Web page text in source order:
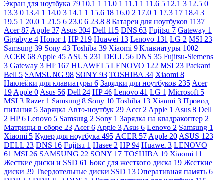
Экран для ноутбука 79 10.1 1 11.0 1 11.1 1 11.6 5 12.1 3 12.5 0
13.3 0 13.4 1 14.0 3 14.1 1 15.6 18 16.0 2 17.0 1 17.3 17 18.4 3
19.5 1 20.0 1 21.5 6 23.0 6 23.8 8 Батареи для ноутбуков 1137
Acer87 Apple 37 Asus 304 Dell 115 DNS 63 Fujitsu 7 Gateway 1
Gigabyte 4 Honor 1 HP 219 Huawei 13 Lenovo 131 LG 2 MSI 23
Samsung 39 Sony 43 Toshiba 39 Xiaomi 9 Клавиатуры 1002
ACER 68 Apple 45 ASUS 231 DELL 56 DNS 35 Fujitsu-Siemens
3 Gateway 3 HP 167 HUAWEI 5 LENOVO 122 MSI 23 Packard
Bell 5 SAMSUNG 98 SONY 93 TOSHIBA 34 Xiaomi 8
Наклейки для клавиатуры 6 Зарядки для ноутбуков 235 Acer
19 Apple 0 Asus 56 Dell 24 HP46 Lenovo 41 LG 1 Microsoft 5
MSI 3 Razer 1 Samsung 8 Sony 10 Toshiba 13 Xiaomi 3 Провод
питания 5 Зарядка Авто-ноутбук 29 Acer 2 Apple 1 Asus 8 Dell
2 HP6 Lenovo 5 Samsung 2 Sony 1 Зарядка на квадракоптер 2
Матрицы в сборе 23 Acer6 Apple 3 Asus 6 Lenovo 2 Samsung 1
Xiaomi 5 Кулер для ноутбука 495 ACER 57 Apple 20 ASUS 123
DELL 23 DNS 16 Fujitsu 1 Hasee 2 HP94 Huawei 3 LENOVO
61 MSI 26 SAMSUNG 22 SONY 17 TOSHIBA 19 Xiaomi 11
Жесткие диски и SSD 61 Бокс для жесткого диска 19 Жесткие
диски 29 Твердотельные диски SSD 13 Оперативная память 6